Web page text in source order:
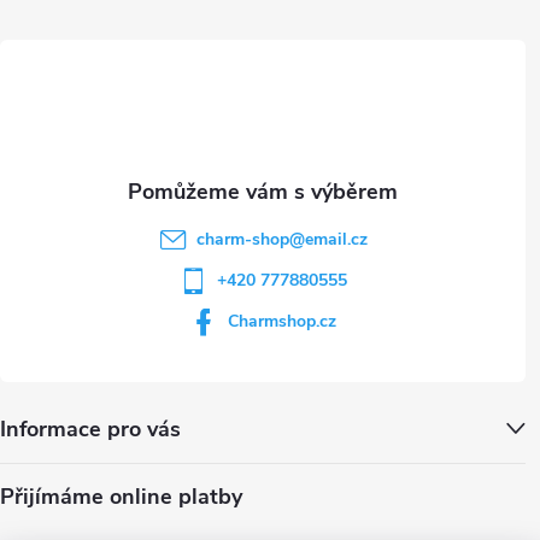
charm-shop@email.cz
+420 777880555
Charmshop.cz
Informace pro vás
Přijímáme online platby